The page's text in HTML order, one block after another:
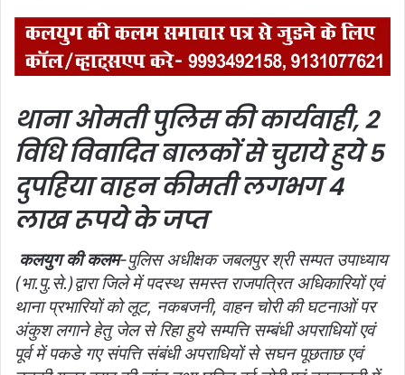
n
d
a
e
m
a
i
थाना ओमती पुलिस की कार्यवाही, 2
विधि विवादित बालकों से चुराये हुये 5
दुपहिया वाहन कीमती लगभग 4
लाख रूपये के जप्त
कलयुग की कलम-पुलिस अधीक्षक जबलपुर श्री सम्पत उपाध्याय
(भा.पु.से.)द्वारा जिले में पदस्थ समस्त राजपत्रित अधिकारियों एवं
थाना प्रभारियों को लूट, नकबजनी, वाहन चोरी की घटनाओं पर
अंकुश लगाने हेतु जेल से रिहा हुये सम्पत्ति सम्बंधी अपराधियों एवं
पूर्व में पकडे गए संपत्ति संबंधी अपराधियों से सघन पूछताछ एवं